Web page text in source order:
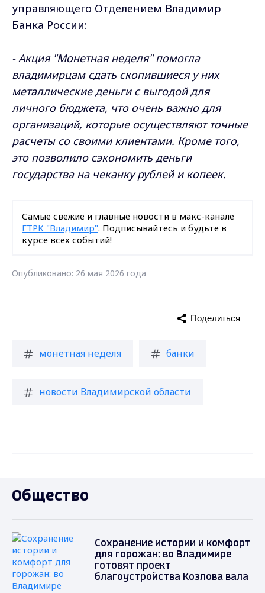
управляющего Отделением Владимир
Банка России:
- Акция "Монетная неделя" помогла
владимирцам сдать скопившиеся у них
металлические деньги с выгодой для
личного бюджета, что очень важно для
организаций, которые осуществляют точные
расчеты со своими клиентами. Кроме того,
это позволило сэкономить деньги
государства на чеканку рублей и копеек.
Самые свежие и главные новости в макс-канале
ГТРК "Владимир". Подписывайтесь и будьте в
курсе всех событий!
Опубликовано: 26 мая 2026 года
монетная неделя банки
новости Владимирской области
Поделиться
Общество
Сохранение истории и комфорт
для горожан: во Владимире
готовят проект
благоустройства Козлова вала